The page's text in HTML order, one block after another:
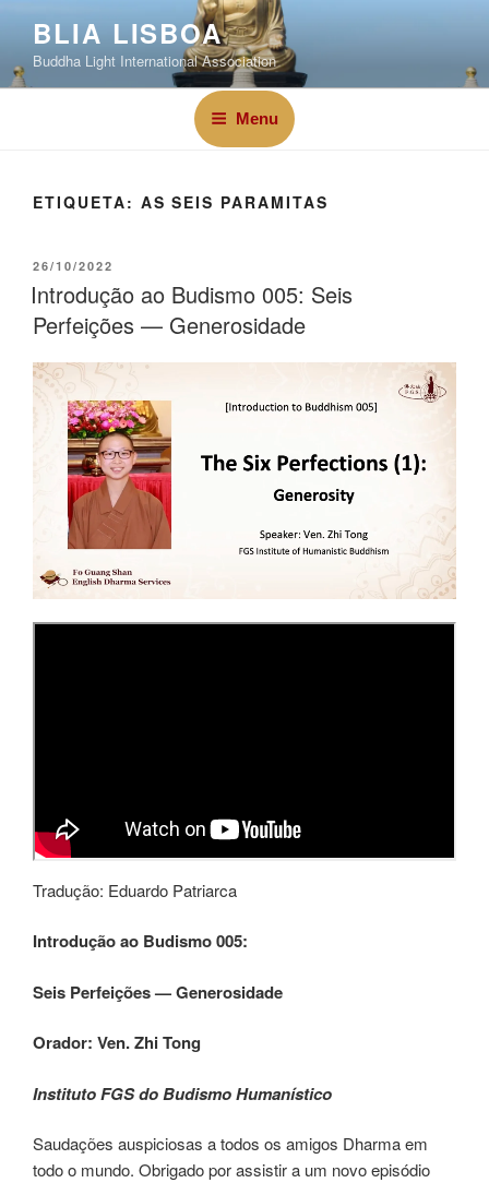
BLIA LISBOA
Buddha Light International Association
Menu
ETIQUETA: AS SEIS PARAMITAS
26/10/2022
Introdução ao Budismo 005: Seis
Perfeições — Generosidade
Tradução: Eduardo Patriarca
Introdução ao Budismo 005:
Seis Perfeições — Generosidade
Orador: Ven. Zhi Tong
Instituto FGS do Budismo Humanístico
Saudações auspiciosas a todos os amigos Dharma em
todo o mundo. Obrigado por assistir a um novo episódio